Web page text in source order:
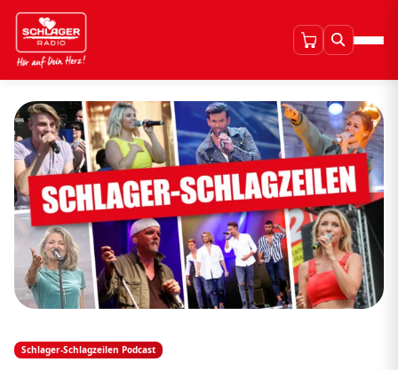
Schlager-Schlagzeilen Podcast